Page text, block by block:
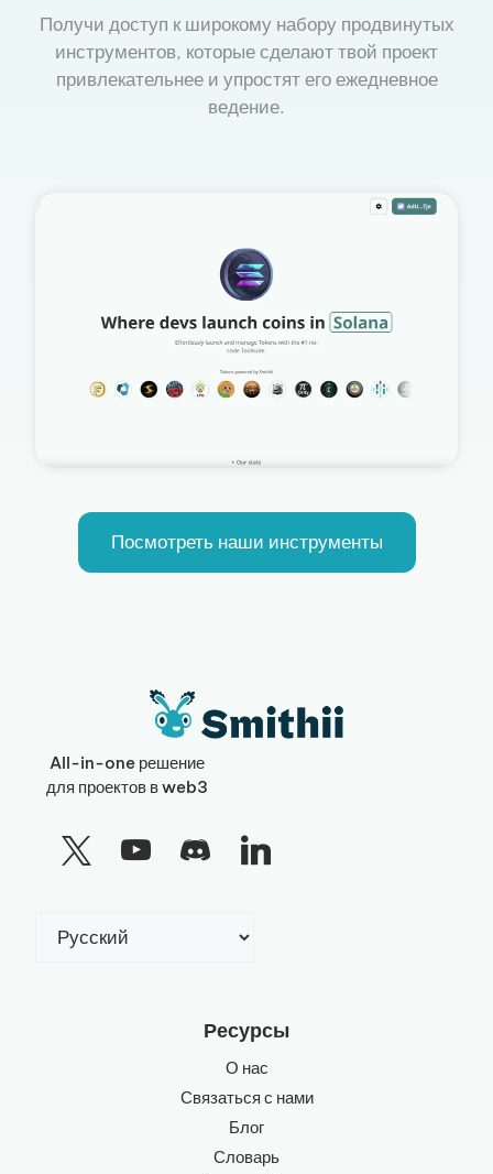
Получи доступ к широкому набору продвинутых
инструментов, которые сделают твой проект
привлекательнее и упростят его ежедневное
ведение.
Посмотреть наши инструменты
All-in-one решение
для проектов в web3
язык
Ресурсы
О нас
Связаться с нами
Блог
Словарь